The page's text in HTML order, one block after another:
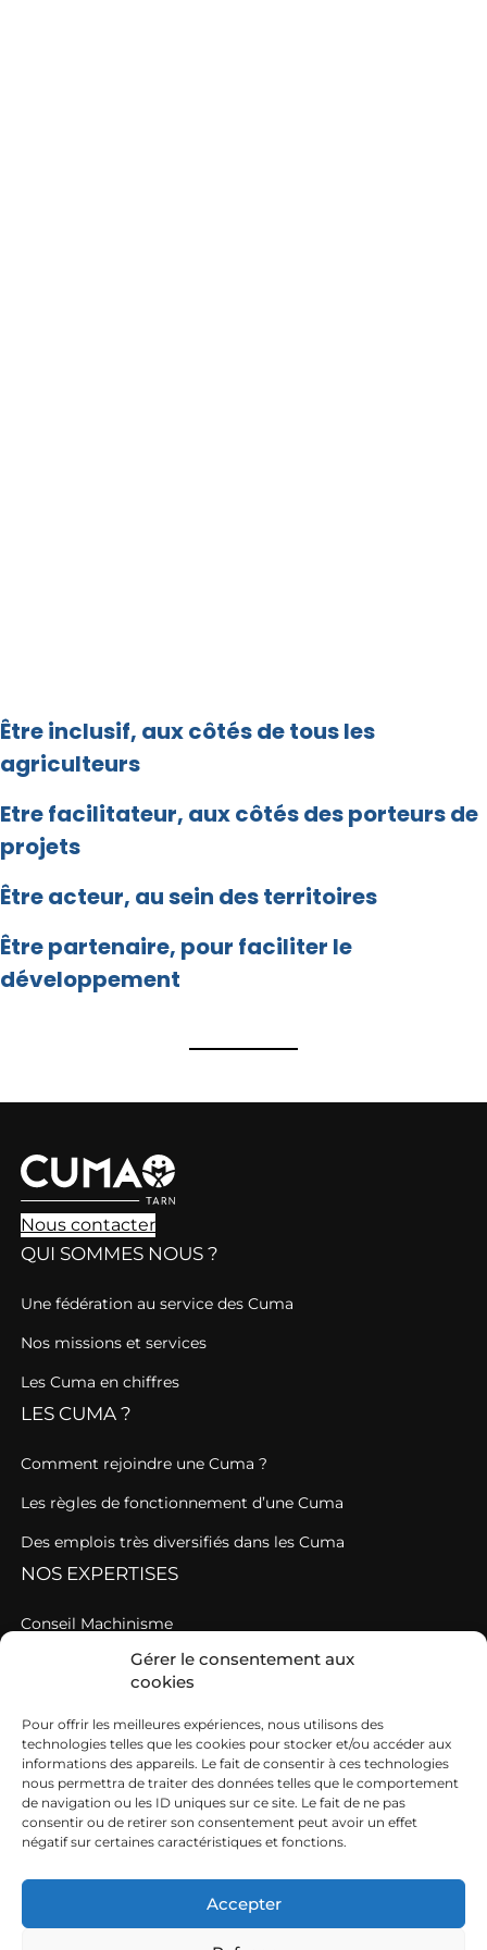
Gérer le consentement aux
cookies
Pour offrir les meilleures expériences, nous utilisons des
technologies telles que les cookies pour stocker et/ou accéder aux
informations des appareils. Le fait de consentir à ces technologies
nous permettra de traiter des données telles que le comportement
de navigation ou les ID uniques sur ce site. Le fait de ne pas
consentir ou de retirer son consentement peut avoir un effet
négatif sur certaines caractéristiques et fonctions.
Accepter
Être inclusif, aux côtés de tous les
agriculteurs
Etre facilitateur, aux côtés des porteurs de
projets
Être acteur, au sein des territoires
Être partenaire, pour faciliter le
développement
Nous contacter
QUI SOMMES NOUS ?
Une fédération au service des Cuma
Nos missions et services
Les Cuma en chiffres
LES CUMA ?
Comment rejoindre une Cuma ?
Les règles de fonctionnement d’une Cuma
Des emplois très diversifiés dans les Cuma
NOS EXPERTISES
Conseil Machinisme
Une AGC au service des Cuma en étroite relation avec
votre fédération de Cuma
Une fédération au service du travail en agriculture
A CONSULTER
Nos offres d’emploi
Agenda